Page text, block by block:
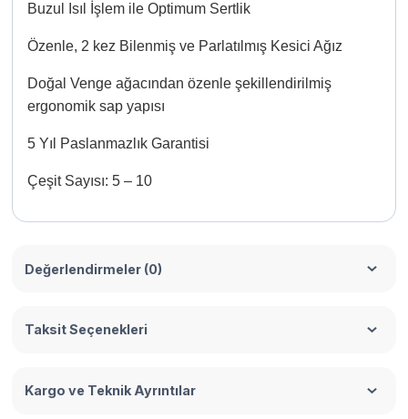
Buzul Isıl İşlem ile Optimum Sertlik
Özenle, 2 kez Bilenmiş ve Parlatılmış Kesici Ağız
Doğal Venge ağacından özenle şekillendirilmiş
ergonomik sap yapısı
5 Yıl Paslanmazlık Garantisi
Çeşit Sayısı: 5 – 10
Değerlendirmeler (0)
Taksit Seçenekleri
Kargo ve Teknik Ayrıntılar